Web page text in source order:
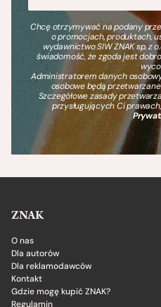
Chcę otrzymywać na podany
o promocjach, produktach,
wydawnictwo SIW ZNAK sp. z
świadomość, że zgoda jest
Administratorem danych
osobowe będą
Szczegółowe zasady
przysługujących Ci
ZNAK
O nas
Dla autorów
Dla reklamodawców
Kontakt
Gdzie mogę kupić ZNAK?
Regulamin